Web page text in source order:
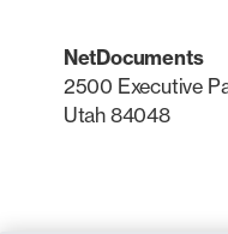
NetDocuments
2500 Executive
Utah 84048